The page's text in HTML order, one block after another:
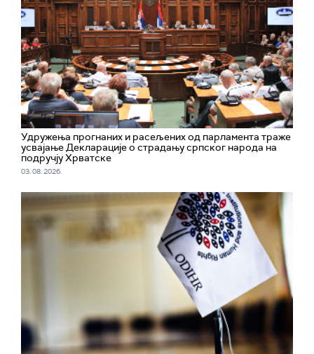
Удружења прогнаних и расељених од парламента траже
усвајање Декларације о страдању српског народа на
подручју Хрватске
03. 08. 2026.